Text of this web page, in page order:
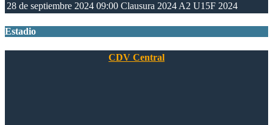
28 de septiembre 2024 09:00 Clausura 2024 A2 U15F 2024
Estadio
CDV Central